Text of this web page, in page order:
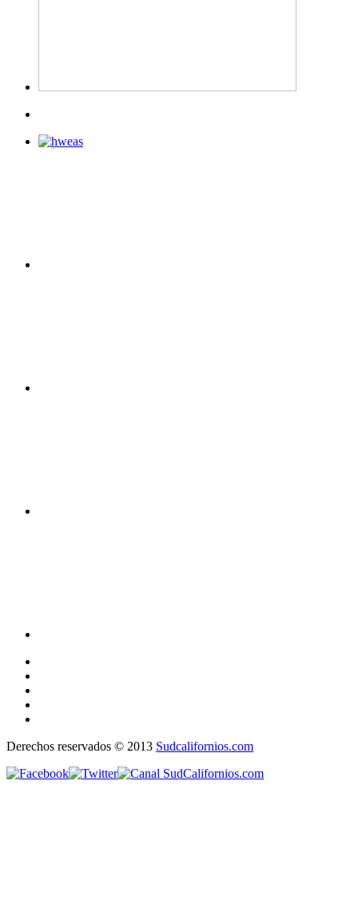
Derechos reservados © 2013 Sudcalifornios.com